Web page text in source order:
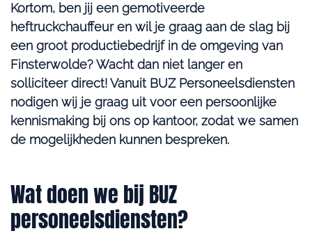
Kortom, ben jij een gemotiveerde
heftruckchauffeur en wil je graag aan de slag bij
een groot productiebedrijf in de omgeving van
Finsterwolde? Wacht dan niet langer en
solliciteer direct! Vanuit BUZ Personeelsdiensten
nodigen wij je graag uit voor een persoonlijke
kennismaking bij ons op kantoor, zodat we samen
de mogelijkheden kunnen bespreken.
Wat doen we bij BUZ
personeelsdiensten?